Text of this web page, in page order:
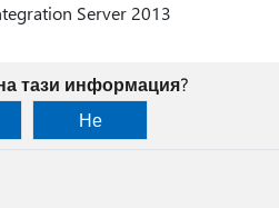
Server 2013
тази информация?
Не